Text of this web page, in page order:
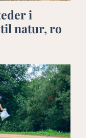
i
natur, ro